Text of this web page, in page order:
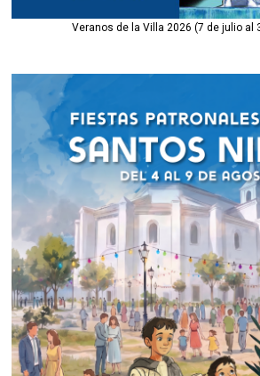
Veranos de la Villa 2026 (7 de julio al